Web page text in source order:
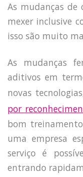
As mudanças de
mexer inclusive
isso são muito
As mudanças
aditivos em
novas
por
bom
uma empresa
serviço é
entrando